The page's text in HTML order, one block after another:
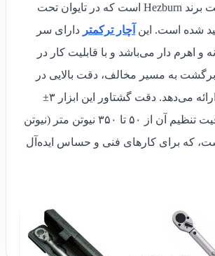
از ابزارهای باکیفیت برند Hezburn است که در تایوان تحت
شده است. این آچار ترکمتر دارای سر
۲۴ دندانه و اهرم دار می‌باشد و با قابلیت کار در
به مسیر مخالف، دقت بالایی در
تنظیم گشتاور را ارائه می‌دهد. دقت گشتاور این ابزار ۳±
درصد بوده و ظرفیت تنظیم آن از ۵۰ تا ۳۵۰ نیوتن متر (نیوتن
که برای کارهای فنی و حساس ایده‌آل